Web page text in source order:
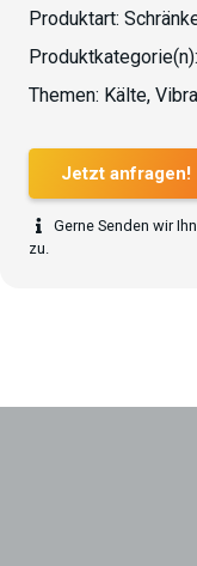
Produktart:
Produktkategorie(n):
Themen: Kälte,
Jetzt anfragen!
Gerne Senden wir
zu.